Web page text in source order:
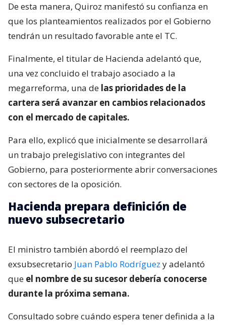
De esta manera, Quiroz manifestó su confianza en
que los planteamientos realizados por el Gobierno
tendrán un resultado favorable ante el TC.
Finalmente, el titular de Hacienda adelantó que,
una vez concluido el trabajo asociado a la
megarreforma, una de las prioridades de la
cartera será avanzar en cambios relacionados
con el mercado de capitales.
Para ello, explicó que inicialmente se desarrollará
un trabajo prelegislativo con integrantes del
Gobierno, para posteriormente abrir conversaciones
con sectores de la oposición.
Hacienda prepara definición de
nuevo subsecretario
El ministro también abordó el reemplazo del
exsubsecretario Juan Pablo Rodríguez y adelantó
que el nombre de su sucesor debería conocerse
durante la próxima semana.
Consultado sobre cuándo espera tener definida a la